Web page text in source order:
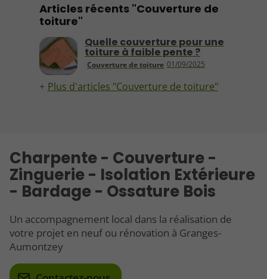
Articles récents "Couverture de
toiture"
Couverture de toiture 01/09/2025
Quelle couverture pour une
toiture à faible pente ?
Plus d'articles "Couverture de toiture"
Charpente - Couverture -
Zinguerie - Isolation Extérieure
- Bardage - Ossature Bois
Un accompagnement local dans la réalisation de
votre projet en neuf ou rénovation à Granges-
Aumontzey